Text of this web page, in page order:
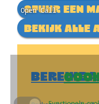
Open Call
STUUR EEN
BEKIJK ALLE